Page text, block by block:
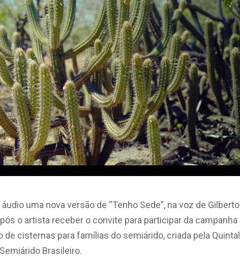
uma nova versão de “Tenho Sede”, na voz de Gilberto
o artista receber o convite para participar da campanha
cisternas para famílias do semiárido, criada pela Quintal
Brasileiro.